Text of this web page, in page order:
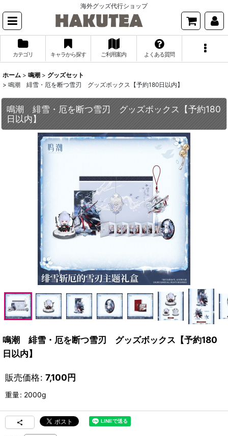
海外グッズ代行ショップ
カテゴリ キャラから探す ご利用案内 よくある質問
ホーム > 鳴潮 > グッズセット
> 鳴潮 緋雪・厄を断つ雪刃 グッズボックス【予約180日以内】
鳴潮 緋雪・厄を断つ雪刃 グッズボックス【予約180
日以内】
鳴潮 緋雪・厄を断つ雪刃 グッズボックス【予約180
日以内】
販売価格: 7,100円
重量: 2000g